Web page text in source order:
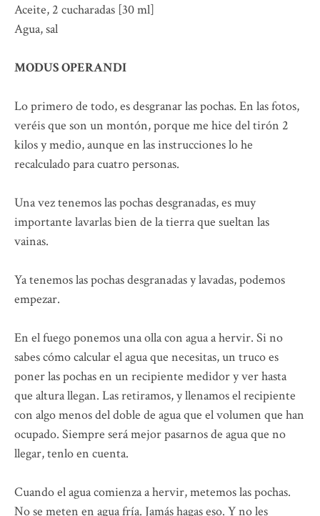
Aceite, 2 cucharadas [30 ml]
Agua, sal
MODUS OPERANDI
Lo primero de todo, es desgranar las pochas. En las fotos,
veréis que son un montón, porque me hice del tirón 2
kilos y medio, aunque en las instrucciones lo he
recalculado para cuatro personas.
Una vez tenemos las pochas desgranadas, es muy
importante lavarlas bien de la tierra que sueltan las
vainas.
Ya tenemos las pochas desgranadas y lavadas, podemos
empezar.
En el fuego ponemos una olla con agua a hervir. Si no
sabes cómo calcular el agua que necesitas, un truco es
poner las pochas en un recipiente medidor y ver hasta
que altura llegan. Las retiramos, y llenamos el recipiente
con algo menos del doble de agua que el volumen que han
ocupado. Siempre será mejor pasarnos de agua que no
llegar, tenlo en cuenta.
Cuando el agua comienza a hervir, metemos las pochas.
No se meten en agua fría. Jamás hagas eso. Y no les